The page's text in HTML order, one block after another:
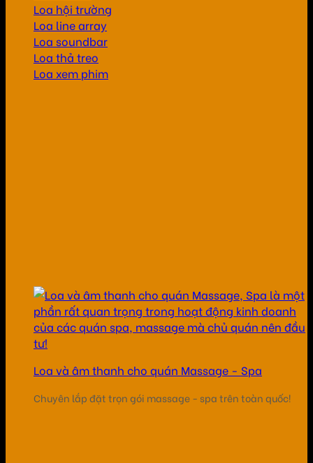
Loa hội trường
Loa line array
Loa soundbar
Loa thả treo
Loa xem phim
Loa và âm thanh cho quán Massage - Spa
Chuyên lắp đặt trọn gói massage - spa trên toàn quốc!